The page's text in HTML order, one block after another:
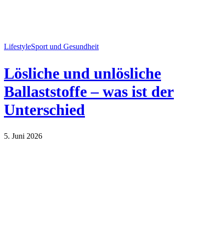
LifestyleSport und Gesundheit
Lösliche und unlösliche
Ballaststoffe – was ist der
Unterschied
5. Juni 2026